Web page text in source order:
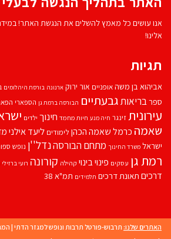
אנו עושים כל מאמץ להשלים את הנגשת האתר!
אלינו!
תגיות
אביהוא בן משהאופניים אור ירוק ארנונה בורסת היהלומים
ספרבריאותגבעתיים הבורסה ברמת גן הספארי
עירוניתזינגר חיה מנע חיות מחמד חינוך ילדים
שאמה כרמל שאמה הכהן לימודים ליעד אילני
ישראל משרד החינוך מתחם הבורסהנדל''ן נופש
רמת גן עסקים פינוי בינוי קהילה קורונה רועי ברזילי
דרכים תאונת דרכים תלמידים תמ"א 38
האתרים שלנו: תרבוש-פורטל תרבות ונופש למגזר הדתי |